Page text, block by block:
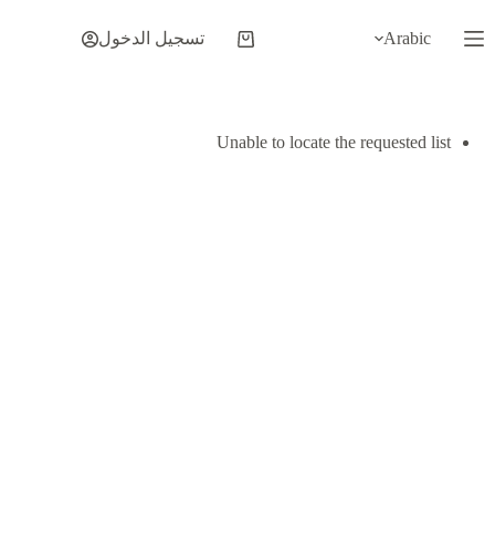
إلى
المحتوى
Arabic
عربة
تسجيل الدخول
Unable to locate the requested list